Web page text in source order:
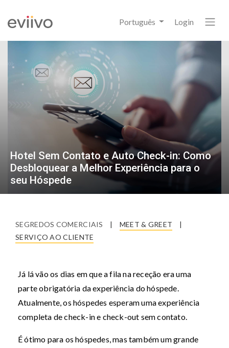
Português Login
Hotel Sem Contato e Auto Check-in: Como
Desbloquear a Melhor Experiência para o
seu Hóspede
SEGREDOS COMERCIAIS | MEET & GREET
|
SERVIÇO AO CLIENTE
Já lá vão os dias em que a fila na receção era uma
parte obrigatória da experiência do hóspede.
Atualmente, os hóspedes esperam uma experiência
completa de check-in e check-out sem contato.
É ótimo para os hóspedes, mas também um grande